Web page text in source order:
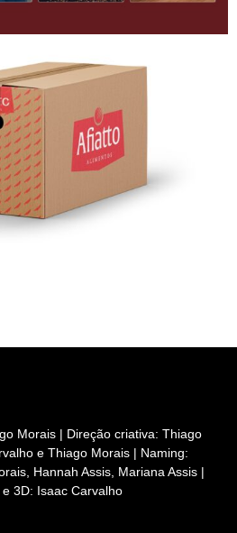
Morais | Direção criativa: Thiago
e Thiago Morais | Naming:
Hannah Assis, Mariana Assis |
3D: Isaac Carvalho